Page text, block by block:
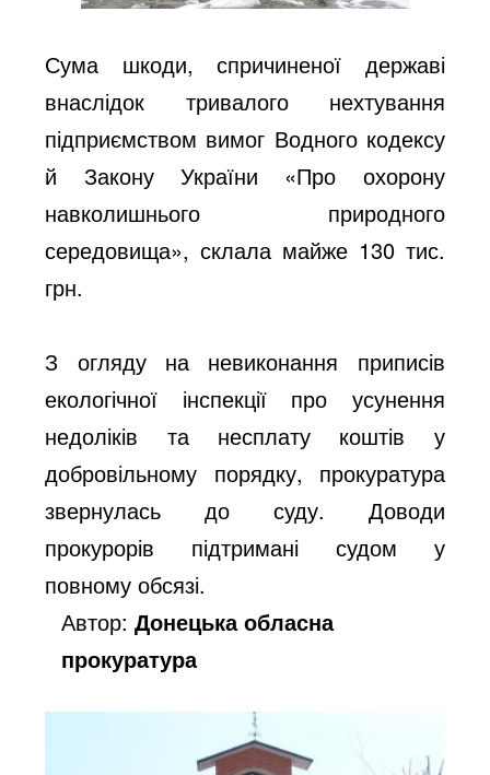
Сума шкоди, спричиненої державі
внаслідок тривалого нехтування
підприємством вимог Водного кодексу
й Закону України «Про охорону
навколишнього природного
середовища», склала майже 130 тис.
грн.
З огляду на невиконання приписів
екологічної інспекції про усунення
недоліків та несплату коштів у
добровільному порядку, прокуратура
звернулась до суду. Доводи
прокурорів підтримані судом у
повному обсязі.
Автор:Донецька обласна
прокуратура